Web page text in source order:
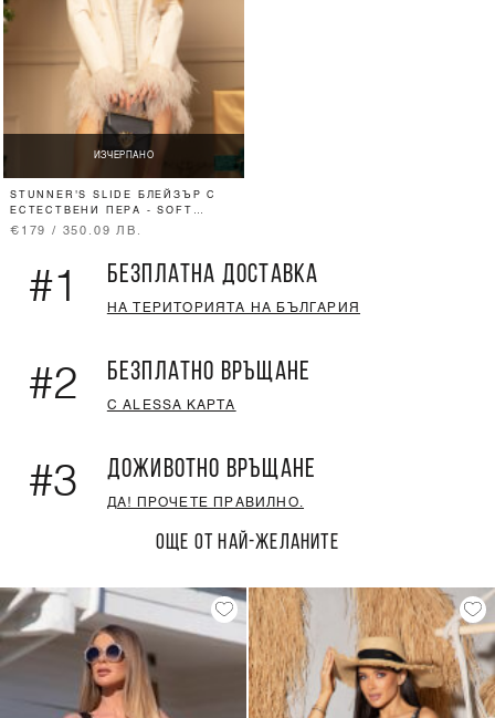
ИЗЧЕРПАНО
STUNNER'S SLIDE БЛЕЙЗЪР С
ЕСТЕСТВЕНИ ПЕРА - SOFT
BEIGE
€179 / 350.09 ЛВ.
#1 БЕЗПЛАТНА ДОСТАВКА
НА ТЕРИТОРИЯТА НА БЪЛГАРИЯ
#2 БЕЗПЛАТНО ВРЪЩАНЕ
С ALESSA КАРТА
#3 ДОЖИВОТНО ВРЪЩАНЕ
ДА! ПРОЧЕТЕ ПРАВИЛНО.
ОЩЕ ОТ НАЙ-ЖЕЛАНИТЕ